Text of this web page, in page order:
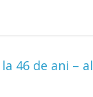
46 de ani –